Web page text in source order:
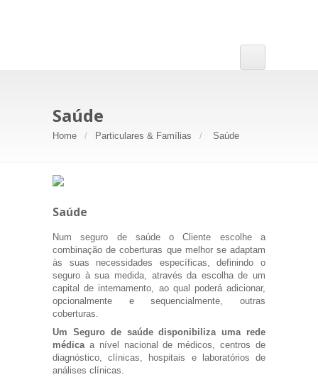
Saúde
Home Particulares & Famílias Saúde
Saúde
Num seguro de saúde o Cliente escolhe a
combinação de coberturas que melhor se adaptam
às suas necessidades específicas, definindo o
seguro à sua medida, através da escolha de um
capital de internamento, ao qual poderá adicionar,
opcionalmente e sequencialmente, outras
coberturas.
Um Seguro de saúde disponibiliza uma rede
médicaa nível nacional de médicos, centros de
diagnóstico, clínicas, hospitais e laboratórios de
análises clínicas.